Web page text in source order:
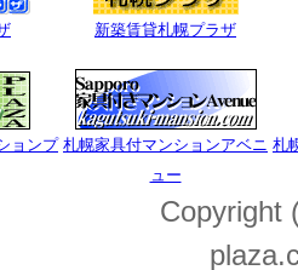
新築賃貸札幌プラザ
ョンプ 札幌家具付マンションアベニ
ュー
札
Copyright